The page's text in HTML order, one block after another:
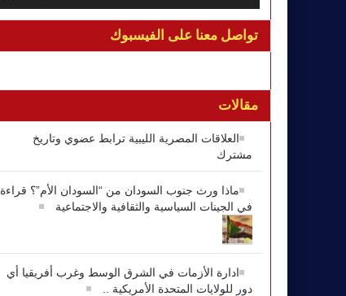
تواصل معنا على الفيسبوك
مقالات
العلاقات المصرية الليبية ترابط عضوي وتاريخ
مشترك
ماذا ورث جنوب السودان من “السودان الأم”؟ قراءة
في الجينات السياسية والثقافية والاجتماعية
ادارة الأزمات في الشرق الوسط وغرب أفريقيا أي
دور للولايات المتحدة الأمريكية ..